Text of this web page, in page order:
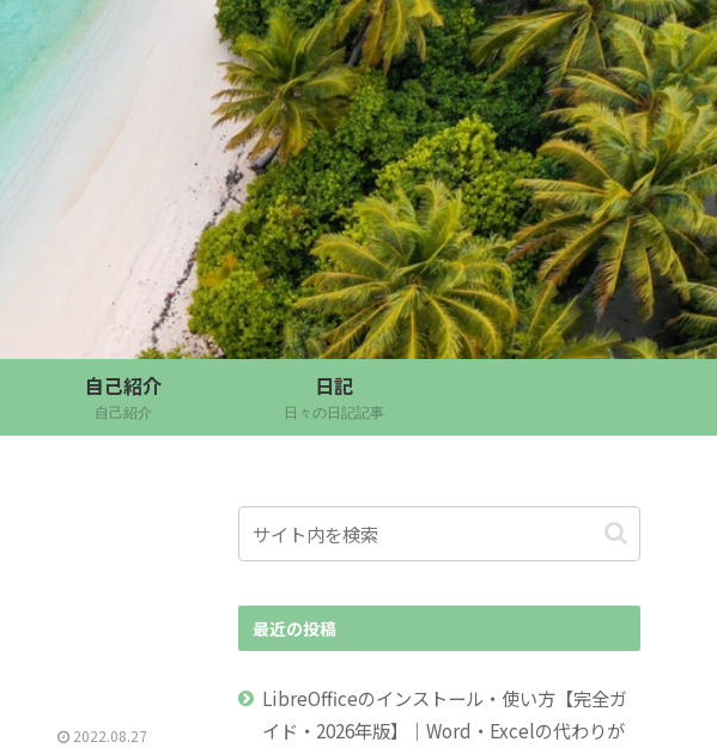
自己紹介
自己紹介
日記
日々の日記記事
2022.08.27
最近の投稿
LibreOfficeのインストール・使い方【完全ガ
イド・2026年版】｜Word・Excelの代わりが